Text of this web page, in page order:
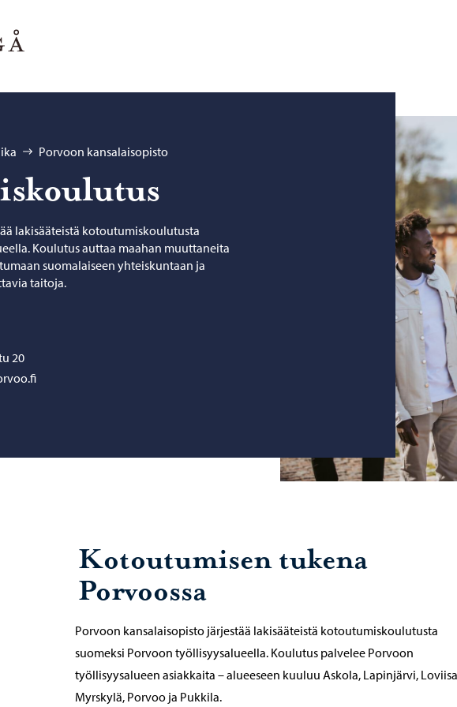
Porvoon kansalaisopisto
lakisääteistä kotoutumiskoulutusta
Koulutus auttaa maahan muuttaneita
suomalaiseen yhteiskuntaan ja
taitoja.
20
Kotoutumisen tukena
Porvoossa
Porvoon kansalaisopisto järjestää lakisääteistä kotoutumiskoulutusta
suomeksi Porvoon työllisyysalueella. Koulutus palvelee Porvoon
työllisyysalueen asiakkaita – alueeseen kuuluu Askola, Lapinjärvi,
Myrskylä, Porvoo ja Pukkila.